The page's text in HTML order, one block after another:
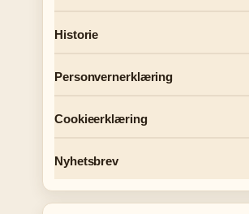
Historie
Personvernerklæring
Cookieerklæring
Nyhetsbrev